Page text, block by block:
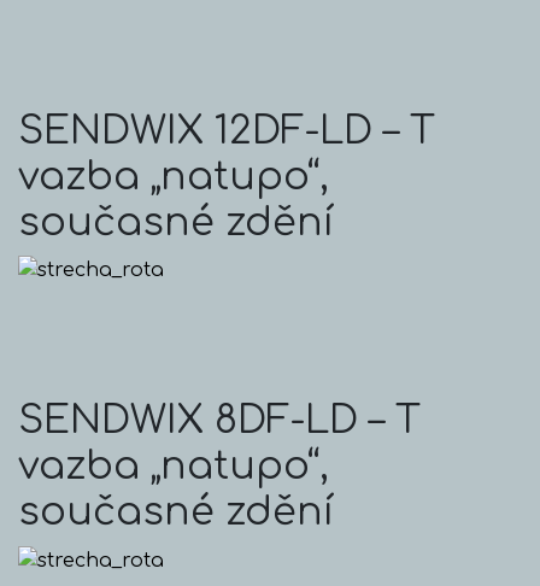
SENDWIX 12DF-LD – T
vazba „natupo“,
současné zdění
SENDWIX 8DF-LD – T
vazba „natupo“,
současné zdění